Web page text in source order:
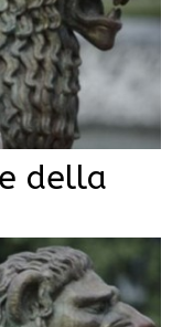
della